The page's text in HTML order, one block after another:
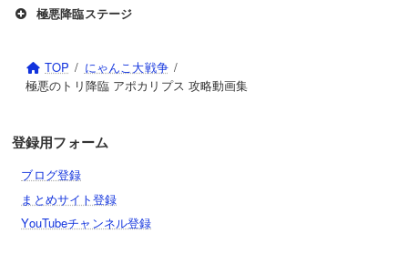
極悪降臨ステージ
TOP
にゃんこ大戦争
極悪のトリ降臨 アポカリプス 攻略動画集
登録用フォーム
ブログ登録
まとめサイト登録
YouTubeチャンネル登録